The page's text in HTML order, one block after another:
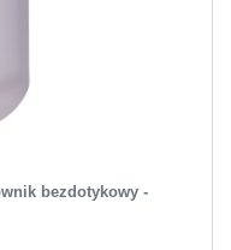
bezdotykowy -